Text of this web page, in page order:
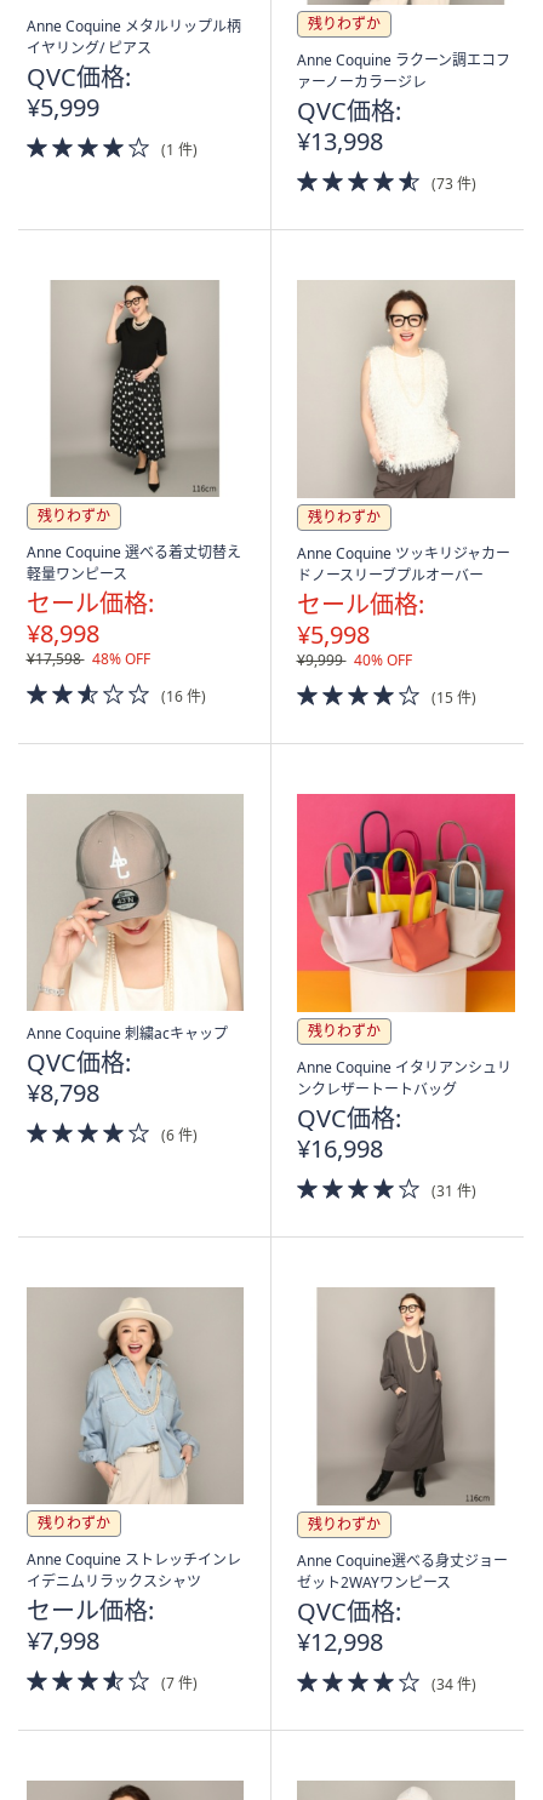
Anne Coquine メタルリップル柄
イヤリング/ ピアス
QVC価格:
¥5,999
4.0
of
(1 件)
残りわずか
Anne Coquine ラクーン調エコフ
ァーノーカラージレ
QVC価格:
¥13,998
4.5
of
(73 件)
残りわずか
Anne Coquine 選べる着丈切替え
軽量ワンピース
セール価格:
¥8,998
¥17,598 48% OFF
2.5
of
(16 件)
残りわずか
Anne Coquine ツッキリジャカー
ドノースリーブプルオーバー
セール価格:
¥5,998
¥9,999 40% OFF
4.0
of
(15 件)
Anne Coquine 刺繍acキャップ
QVC価格:
¥8,798
4.0
of
(6 件)
残りわずか
Anne Coquine イタリアンシュリ
ンクレザートートバッグ
QVC価格:
¥16,998
4.0
of
(31 件)
残りわずか
Anne Coquine ストレッチインレ
イデニムリラックスシャツ
セール価格:
¥7,998
3.5
of
(7 件)
残りわずか
Anne Coquine選べる身丈ジョー
ゼット2WAYワンピース
QVC価格:
¥12,998
4.0
of
(34 件)